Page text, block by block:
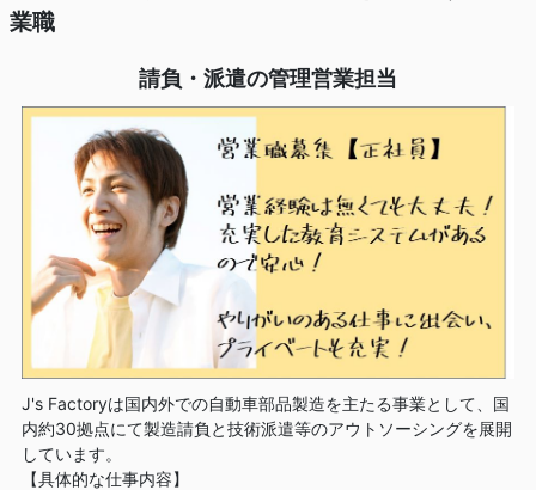
業職
請負・派遣の管理営業担当
J's Factoryは国内外での自動車部品製造を主たる事業として、国
内約30拠点にて製造請負と技術派遣等のアウトソーシングを展開
しています。
【具体的な仕事内容】